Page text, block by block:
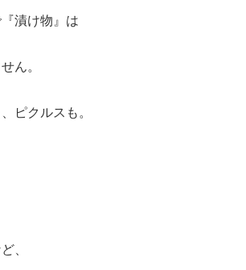
漬け物』は
ん。
ピクルスも。
、